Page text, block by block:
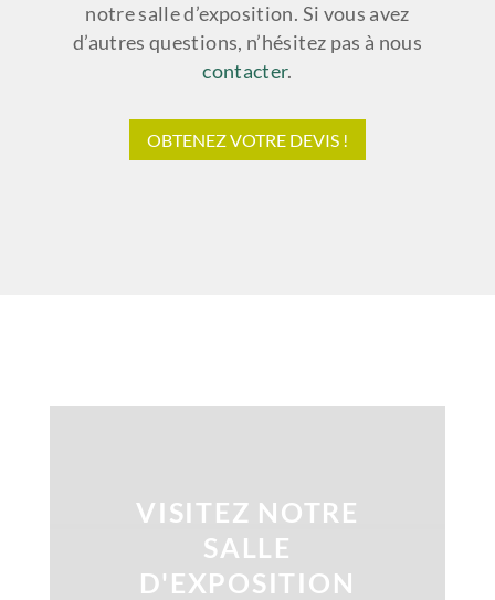
notre salle d’exposition. Si vous avez
d’autres questions, n’hésitez pas à nous
contacter.
OBTENEZ VOTRE DEVIS !
VISITEZ NOTRE
SALLE
D'EXPOSITION